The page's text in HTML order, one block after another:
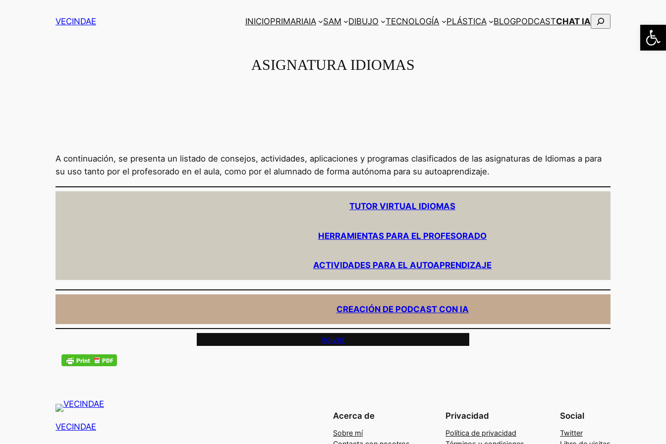
VECINDAE INICIOPRIMARIAIA SAM DIBUJO TECNOLOGÍA PLÁSTICA BLOGPODCASTCHAT IA Buscar
ASIGNATURA IDIOMAS
A continuación, se presenta un listado de consejos, actividades, aplicaciones y programas clasificados de las asignaturas de Idiomas a para
su uso tanto por el profesorado en el aula, como por el alumnado de forma autónoma para su autoaprendizaje.
TUTOR VIRTUAL IDIOMAS
HERRAMIENTAS PARA EL PROFESORADO
ACTIVIDADES PARA EL AUTOAPRENDIZAJE
CREACIÓN DE PODCAST CON IA
Volver
VECINDAE
Acerca de
Sobre mí
Privacidad
Política de privacidad
Social
Twitter
Abrir